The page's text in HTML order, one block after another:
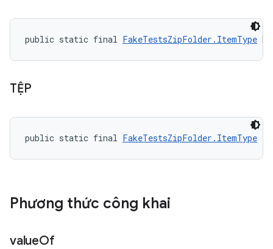
public static final FakeTestsZipFolder.ItemType
TỆP
public static final FakeTestsZipFolder.ItemType
Phương thức công khai
valueOf